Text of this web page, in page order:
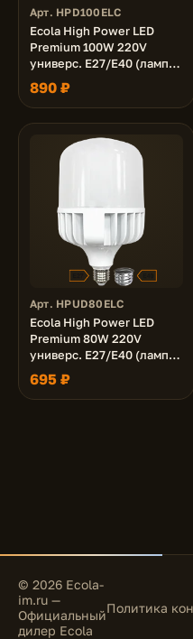
Арт. HPD100ELC
Ecola High Power LED
Premium 100W 220V
универс. E27/E40 (лампа)
6000K 240х150mm
890 ₽
Арт. HPUD80ELC
Ecola High Power LED
Premium 80W 220V
универс. E27/E40 (лампа)
6000K 210х120mm
695 ₽
© 2026 Ecola-
im.ru —
Официальный
дилер Ecola
Политика